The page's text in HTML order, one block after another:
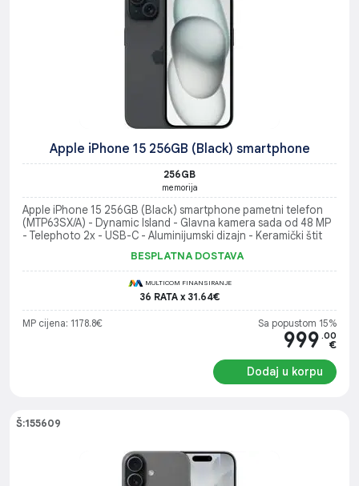
Apple iPhone 15 256GB (Black) smartphone
256GB
memorija
Apple iPhone 15 256GB (Black) smartphone pametni telefon
(MTP63SX/A) - Dynamic Island - Glavna kamera sada od 48 MP
- Telephoto 2x - USB-C - Aluminijumski dizajn - Keramički štit
BESPLATNA DOSTAVA
MULTICOM FINANSIRANJE
36 RATA x 31.64€
MP cijena: 1178.8€ Sa popustom 15%
999 .00
€
Dodaj u korpu
Š:155609